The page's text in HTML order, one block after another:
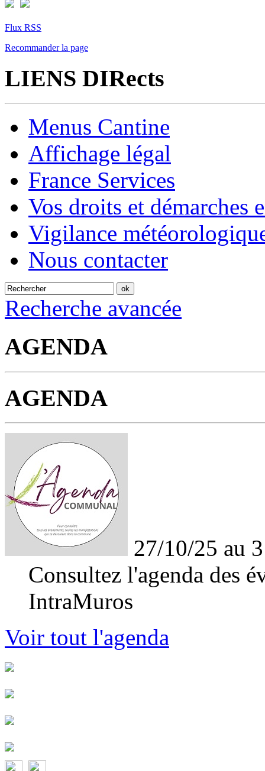
Flux RSS
Recommander la page
LIENS DIRects
Menus Cantine
Affichage légal
France Services
Vos droits et démarches
Vigilance
Nous contacter
Recherche avancée
AGENDA
AGENDA
27/10/25 au
Consultez l'agenda des
IntraMuros
Voir tout l'agenda